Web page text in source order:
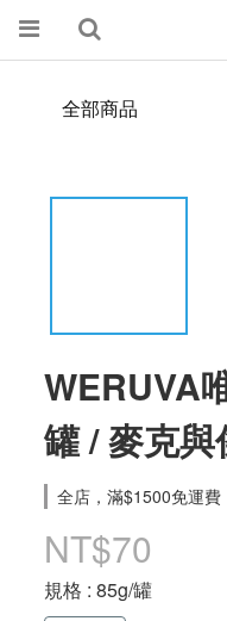
全部商品
WERUVA
罐 / 麥克
全店，滿$1500免運費
NT$70
規格 : 85g/罐